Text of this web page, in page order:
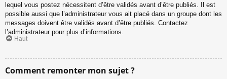
lequel vous postez nécessitent d’être validés avant d’être publiés. Il est
possible aussi que l’administrateur vous ait placé dans un groupe dont les
messages doivent être validés avant d’être publiés. Contactez
l’administrateur pour plus d’informations.
Haut
Comment remonter mon sujet ?